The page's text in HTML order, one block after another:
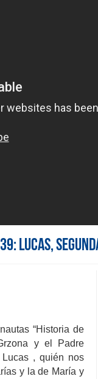
39: Lucas,
“Historia de
y el Padre
, quién nos
y la de María y